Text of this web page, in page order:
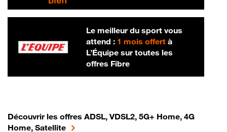
Le meilleur du sport vous
attend : 1 mois offertà
L’Équipe sur toutes les
offres Fibre
Découvrir les offres ADSL, VDSL2, 5G+ Home, 4G
Home, Satellite